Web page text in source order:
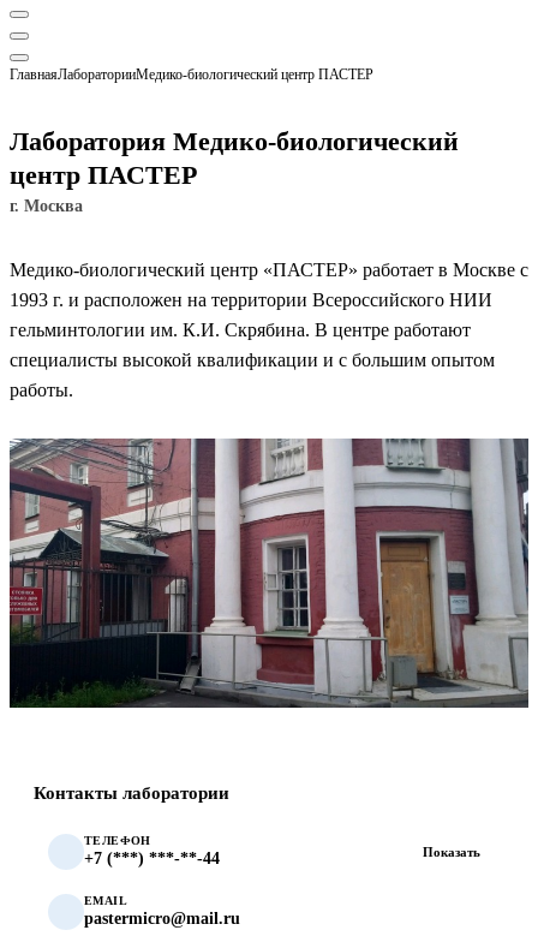
ГлавнаяЛабораторииМедико-биологический центр ПАСТЕР
Лаборатория Медико-биологический
центр ПАСТЕР
г. Москва
Медико-биологический центр «ПАСТЕР» работает в Москве с
1993 г. и расположен на территории Всероссийского НИИ
гельминтологии им. К.И. Скрябина. В центре работают
специалисты высокой квалификации и с большим опытом
работы.
Контакты лаборатории
ТЕЛЕФОН
+7 (***) ***-**-44 Показать
EMAIL
pastermicro@mail.ru